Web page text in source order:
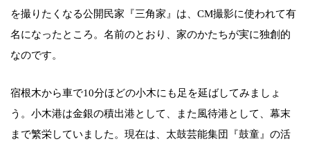
を撮りたくなる公開民家『三角家』は、CM撮影に使われて有
名になったところ。名前のとおり、家のかたちが実に独創的
なのです。
宿根木から車で10分ほどの小木にも足を延ばしてみましょ
う。小木港は金銀の積出港として、また風待港として、幕末
まで繁栄していました。現在は、太鼓芸能集団『鼓童』の活